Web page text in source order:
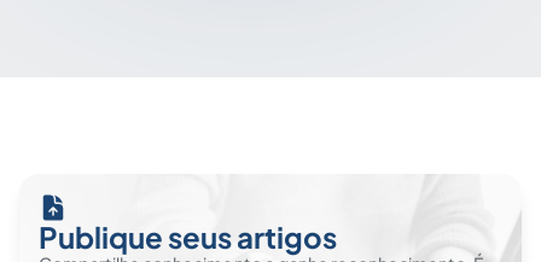
Publique seus artigos